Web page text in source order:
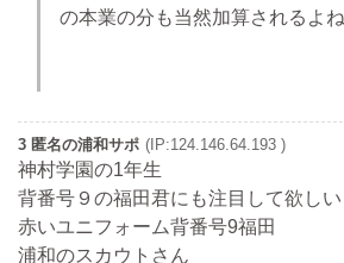
の本業の分も当然加算されるよね
3 匿名の浦和サポ (IP:124.146.64.193 )
神村学園の1年生
背番号９の福田君にも注目して欲しい
赤いユニフォーム背番号9福田
浦和のスカウトさん